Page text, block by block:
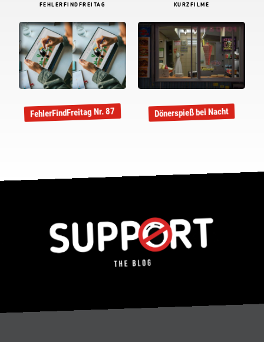
FEHLERFINDFREITAG
FehlerFindFreitag Nr. 87
KURZFILME
Dönerspieß bei Nacht